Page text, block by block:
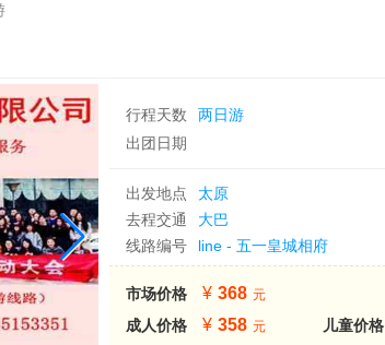
行程天数
两日游
出团日期
出发地点 太原
去程交通
大巴
线路编号
line - 五一皇城相府
市场价格 368
成人价格 358 儿童价格